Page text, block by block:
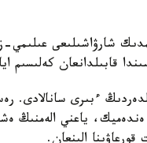
شارۋاشىلىعى عىلىمي-
500 گە جۋىعى - ەندەميك، ياعني